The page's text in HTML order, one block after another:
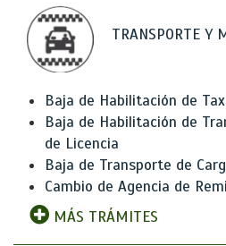
TRANSPORTE Y
Baja de Habilitación de
Baja de Habilitación de
de Licencia
Baja de Transporte de
Cambio de Agencia de
MÁS TRÁMITES